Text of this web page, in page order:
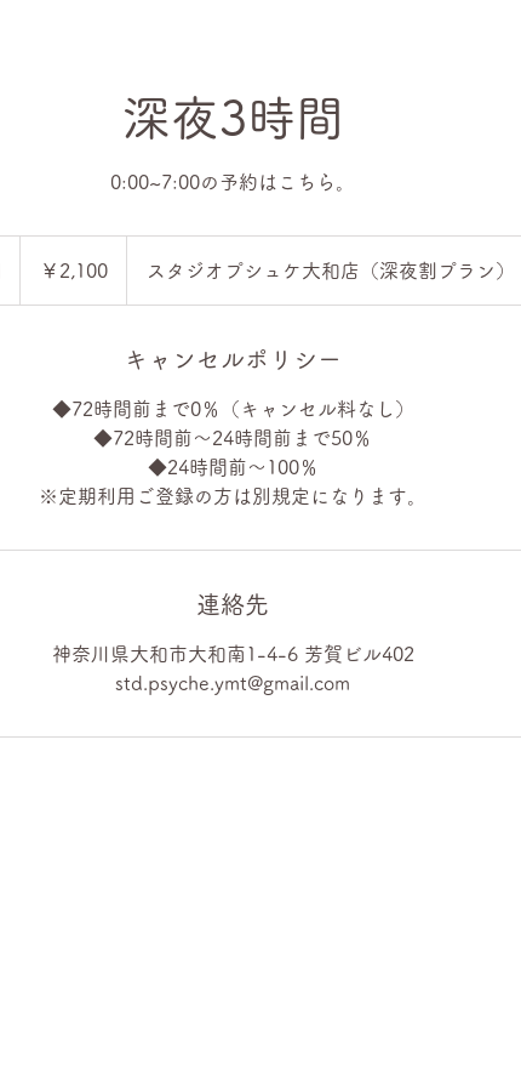
深夜3時間
0:00~7:00の予約はこちら。
￥2,100 スタジオプシュケ大和店（深夜割プラン）
キャンセルポリシー
◆72時間前まで0％（キャンセル料なし）
◆72時間前〜24時間前まで50％
◆24時間前〜100％
※定期利用ご登録の方は別規定になります。
連絡先
神奈川県大和市大和南1-4-6 芳賀ビル402
std.psyche.ymt@gmail.com